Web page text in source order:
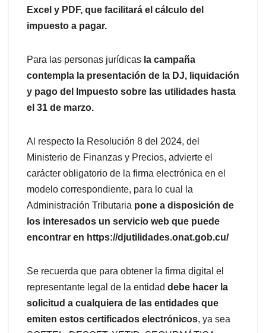
Excel y PDF, que facilitará el cálculo del
impuesto a pagar.
Para las personas jurídicas la campaña
contempla la presentación de la DJ, liquidación
y pago del Impuesto sobre las utilidades hasta
el 31 de marzo.
Al respecto la Resolución 8 del 2024, del
Ministerio de Finanzas y Precios, advierte el
carácter obligatorio de la firma electrónica en el
modelo correspondiente, para lo cual la
Administración Tributaria pone a disposición de
los interesados un servicio web que puede
encontrar en https://djutilidades.onat.gob.cu/
Se recuerda que para obtener la firma digital el
representante legal de la entidad debe hacer la
solicitud a cualquiera de las entidades que
emiten estos certificados electrónicos, ya sea